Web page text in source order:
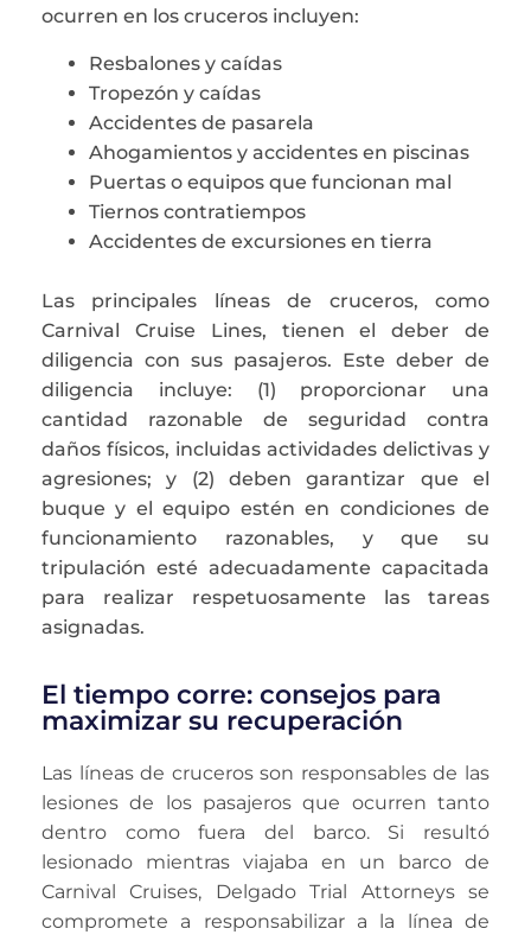
ocurren en los cruceros incluyen:
Resbalones y caídas
Tropezón y caídas
Accidentes de pasarela
Ahogamientos y accidentes en piscinas
Puertas o equipos que funcionan mal
Tiernos contratiempos
Accidentes de excursiones en tierra
Las principales líneas de cruceros, como
Carnival Cruise Lines, tienen el deber de
diligencia con sus pasajeros. Este deber de
diligencia incluye: (1) proporcionar una
cantidad razonable de seguridad contra
daños físicos, incluidas actividades delictivas y
agresiones; y (2) deben garantizar que el
buque y el equipo estén en condiciones de
funcionamiento razonables, y que su
tripulación esté adecuadamente capacitada
para realizar respetuosamente las tareas
asignadas.
El tiempo corre: consejos para
maximizar su recuperación
Las líneas de cruceros son responsables de las
lesiones de los pasajeros que ocurren tanto
dentro como fuera del barco. Si resultó
lesionado mientras viajaba en un barco de
Carnival Cruises, Delgado Trial Attorneys se
compromete a responsabilizar a la línea de